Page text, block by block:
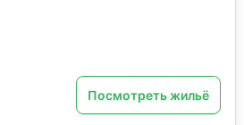
Посмотреть жильё